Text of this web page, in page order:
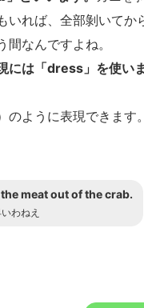
いれば、全部剝いてか
なんですよね。
には 「dress」 を使い
のように表現できます。
meat out of the crab.
わねえ